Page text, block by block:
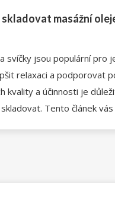
masážní
svíčky jsou populární pro
relaxaci a podporovat
kvality a účinnosti je
Tento článek